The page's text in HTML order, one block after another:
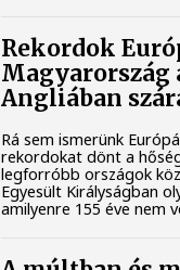
Rekordok
Magyarország
Angliában
Rá sem ismerünk
rekordokat dönt a
legforróbb országok
Egyesült Királyságban
amilyenre 155 éve nem